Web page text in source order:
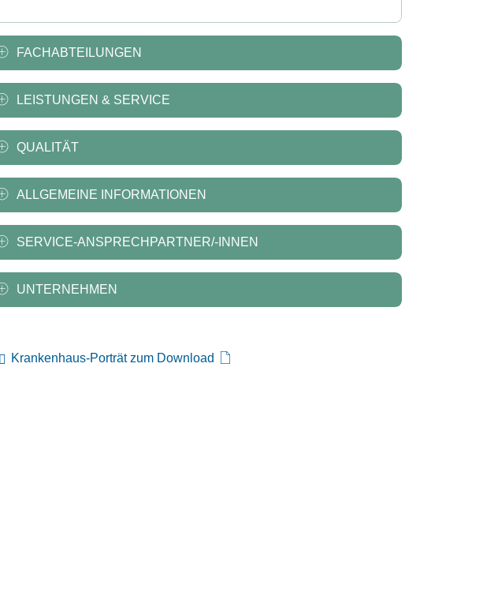
FACHABTEILUNGEN
LEISTUNGEN & SERVICE
QUALITÄT
ALLGEMEINE INFORMATIONEN
SERVICE-ANSPRECHPARTNER/-INNEN
UNTERNEHMEN
Krankenhaus-Porträt zum Download